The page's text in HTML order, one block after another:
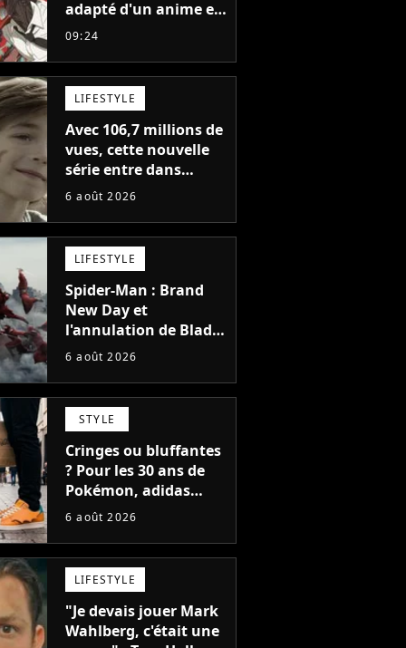
adapté d'un anime et
noté 98% est à voir
vous ne comprendrez
plus la série
09:24
LIFESTYLE
Avec 106,7 millions de
vues, cette nouvelle
série entre dans
l'histoire de Netflix en
6 août 2026
LIFESTYLE
Spider-Man : Brand
New Day et
l'annulation de Blade
montrent que Marvel
faire quoi que ce soit
de simple
6 août 2026
STYLE
Cringes ou bluffantes
? Pour les 30 ans de
Pokémon, adidas
dévoile une énorme
et je ne sais pas quoi
en penser
6 août 2026
LIFESTYLE
"Je devais jouer Mark
Wahlberg, c'était une